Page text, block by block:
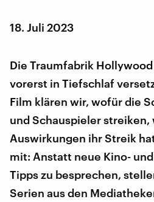
18. Juli 2023
Die Traumfabrik
vorerst in Tiefschlaf
Film klären wir, wofür die
und Schauspieler streiken,
Auswirkungen ihr Streik
mit: Anstatt neue Kino-
Tipps zu besprechen,
Serien aus den